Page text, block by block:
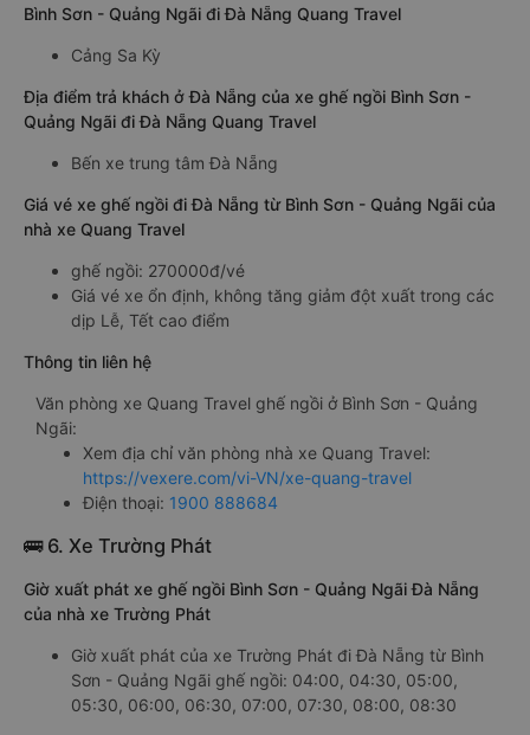
Bình Sơn - Quảng Ngãi đi Đà Nẵng Quang Travel
Cảng Sa Kỳ
Địa điểm trả khách ở Đà Nẵng của xe ghế ngồi Bình Sơn -
Quảng Ngãi đi Đà Nẵng Quang Travel
Bến xe trung tâm Đà Nẵng
Giá vé xe ghế ngồi đi Đà Nẵng từ Bình Sơn - Quảng Ngãi của
nhà xe Quang Travel
ghế ngồi: 270000đ/vé
Giá vé xe ổn định, không tăng giảm đột xuất trong các
dịp Lễ, Tết cao điểm
Thông tin liên hệ
Văn phòng xe Quang Travel ghế ngồi ở Bình Sơn - Quảng
Ngãi:
Xem địa chỉ văn phòng nhà xe Quang Travel:
https://vexere.com/vi-VN/xe-quang-travel
Điện thoại: 1900 888684
🚌 6. Xe Trường Phát
Giờ xuất phát xe ghế ngồi Bình Sơn - Quảng Ngãi Đà Nẵng
của nhà xe Trường Phát
Giờ xuất phát của xe Trường Phát đi Đà Nẵng từ Bình
Sơn - Quảng Ngãi ghế ngồi: 04:00, 04:30, 05:00,
05:30, 06:00, 06:30, 07:00, 07:30, 08:00, 08:30